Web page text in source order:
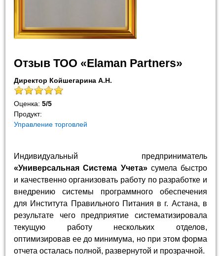
Отзыв ТОО «Elaman Partners»
Директор Койшегарина А.Н.
Оценка:5/5
Продукт:
Управление торговлей
Индивидуальный предприниматель
«Универсальная Система Учета»сумела быстро
и качественно организовать работу по разработке и
внедрению системы программного обеспечения
для Института Правильного Питания в г. Астана, в
результате чего предприятие систематизировала
текущую работу нескольких отделов,
оптимизировав ее до минимума, но при этом форма
отчета осталась полной, развернутой и прозрачной.